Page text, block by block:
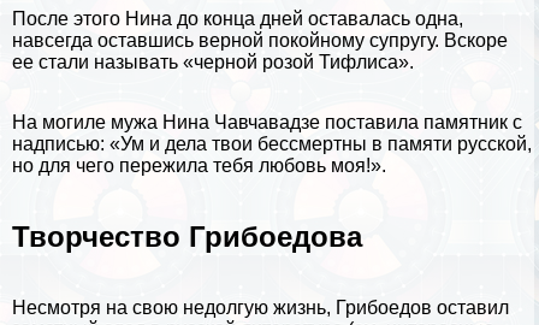
После этого Нина до конца дней оставалась одна,
навсегда оставшись верной покойному супругу. Вскоре
ее стали называть «черной розой Тифлиса».
На могиле мужа Нина Чавчавадзе поставила памятник с
надписью: «Ум и дела твои бесcмepтны в памяти русской,
но для чего пережила тебя любовь моя!».
Творчество Грибоедова
Несмотря на свою недолгую жизнь, Грибоедов оставил